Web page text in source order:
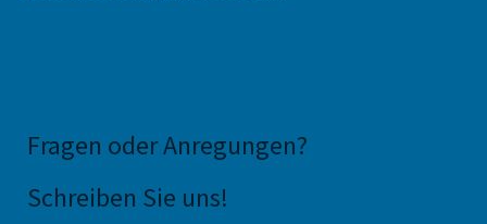
Fragen oder Anregungen?
Schreiben Sie uns!